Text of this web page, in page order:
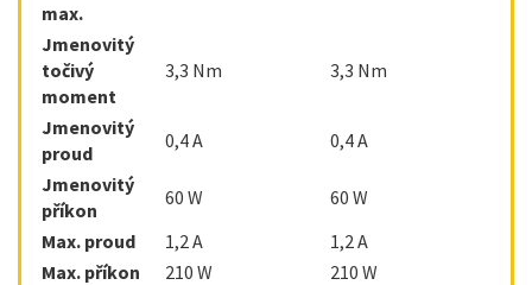
max.
Jmenovitý
točivý
moment
3,3 Nm 3,3 Nm
Jmenovitý
proud
0,4 A
0,4 A
Jmenovitý
příkon
60 W
60 W
Max. proud
1,2 A
1,2 A
Max. příkon
210 W
210 W